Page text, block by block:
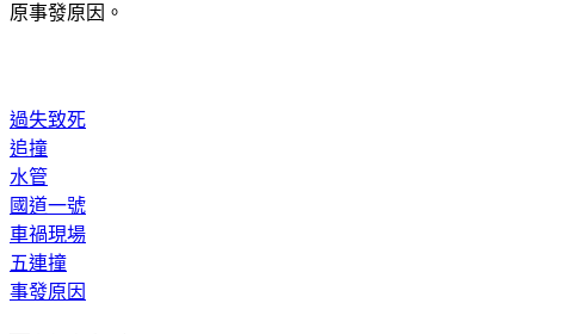
原事發原因。
過失致死
追撞
水管
國道一號
車禍現場
五連撞
事發原因